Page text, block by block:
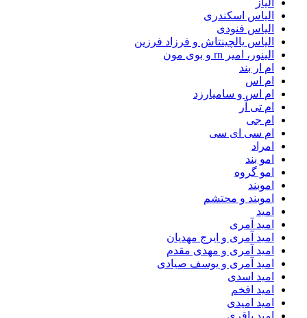
الیاز
الیاس اسکندری
الیاس فنودی
الیاس یالچینتاش و فرزاد فرزین
الینور، امیر rn و بوی مون
ام‌ ار بند
ام اس
ام اس و سامیارزد
ام تی آر
ام جی
ام سی ای سی
امراد
امو بند
امو گروه
اموبند
اموبند و محتشم
امید
امید آمری
امید آمری و ایرج مهدیان
امید آمری و مهدی مقدم
امید آمری و یوسف صیادی
امید اسدی
امید افخم
امید امیدی
امید باقری